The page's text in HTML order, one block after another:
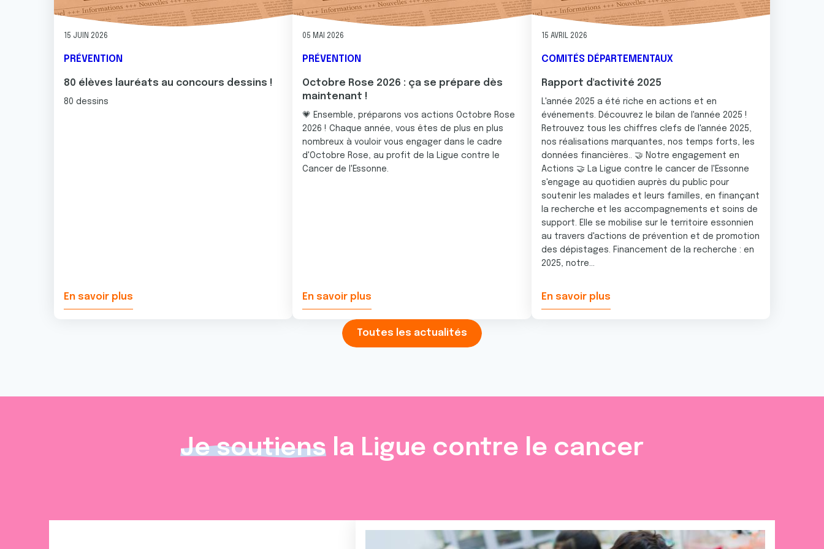
n
15 JUIN 2026
PRÉVENTION
80 élèves lauréats au concours dessins !
80 dessins
En savoir plus
05 MAI 2026
PRÉVENTION
Octobre Rose 2026 : ça se prépare dès
maintenant !
💗 Ensemble, préparons vos actions Octobre Rose
2026 ! Chaque année, vous êtes de plus en plus
nombreux à vouloir vous engager dans le cadre
d'Octobre Rose, au profit de la Ligue contre le
Cancer de l'Essonne.
En savoir plus
15 AVRIL 2026
COMITÉS DÉPARTEMENTAUX
Rapport d'activité 2025
L'année 2025 a été riche en actions et en
événements. Découvrez le bilan de l'année 2025 !
Retrouvez tous les chiffres clefs de l'année 2025,
nos réalisations marquantes, nos temps forts, les
données financières.. 🤝 Notre engagement en
Actions 🤝 La Ligue contre le cancer de l'Essonne
s'engage au quotidien auprès du public pour
soutenir les malades et leurs familles, en finançant
la recherche et les accompagnements et soins de
support. Elle se mobilise sur le territoire essonnien
au travers d'actions de prévention et de promotion
des dépistages. Financement de la recherche : en
2025, notre...
En savoir plus
Toutes les actualités
Je soutiens la Ligue contre le cancer